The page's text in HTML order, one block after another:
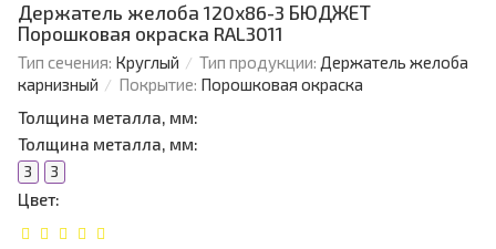
Держатель желоба 120х86-3 БЮДЖЕТ
Порошковая окраска RAL3011
Тип сечения: Круглый Тип продукции: Держатель желоба
карнизный
Покрытие: Порошковая окраска
Толщина металла, мм:
Толщина металла, мм:
3 3
Цвет: